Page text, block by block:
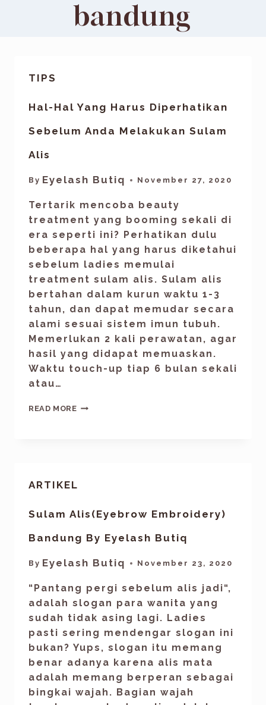
bandung
TIPS
Hal-Hal Yang Harus Diperhatikan
Sebelum Anda Melakukan Sulam
Alis
By Eyelash Butiq November 27, 2020
Tertarik mencoba beauty
treatment yang booming sekali di
era seperti ini? Perhatikan dulu
beberapa hal yang harus diketahui
sebelum ladies memulai
treatment sulam alis. Sulam alis
bertahan dalam kurun waktu 1-3
tahun, dan dapat memudar secara
alami sesuai sistem imun tubuh.
Memerlukan 2 kali perawatan, agar
hasil yang didapat memuaskan.
Waktu touch-up tiap 6 bulan sekali
atau…
READ MORE
ARTIKEL
Sulam Alis(Eyebrow Embroidery)
Bandung By Eyelash Butiq
By Eyelash Butiq November 23, 2020
“Pantang pergi sebelum alis jadi“,
adalah slogan para wanita yang
sudah tidak asing lagi. Ladies
pasti sering mendengar slogan ini
bukan? Yups, slogan itu memang
benar adanya karena alis mata
adalah memang berperan sebagai
bingkai wajah. Bagian wajah